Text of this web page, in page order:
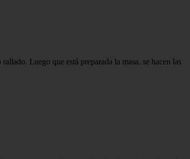
Luego que está preparada la masa, se hacen las